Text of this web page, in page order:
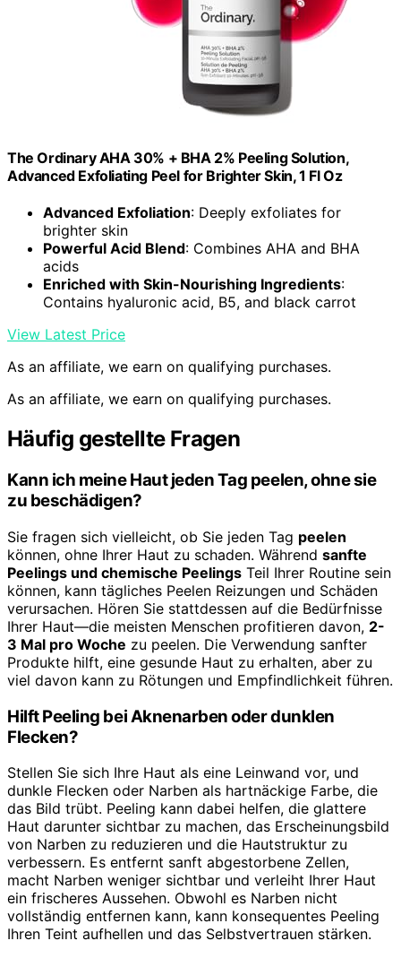
The Ordinary AHA 30% + BHA 2% Peeling Solution,
Advanced Exfoliating Peel for Brighter Skin, 1 Fl Oz
Advanced Exfoliation: Deeply exfoliates for
brighter skin
Powerful Acid Blend: Combines AHA and BHA
acids
Enriched with Skin-Nourishing Ingredients:
Contains hyaluronic acid, B5, and black carrot
View Latest Price
As an affiliate, we earn on qualifying purchases.
As an affiliate, we earn on qualifying purchases.
Häufig gestellte Fragen
Kann ich meine Haut jeden Tag peelen, ohne sie
zu beschädigen?
Sie fragen sich vielleicht, ob Sie jeden Tag peelen
können, ohne Ihrer Haut zu schaden. Während sanfte
Peelings und chemische Peelings Teil Ihrer Routine sein
können, kann tägliches Peelen Reizungen und Schäden
verursachen. Hören Sie stattdessen auf die Bedürfnisse
Ihrer Haut—die meisten Menschen profitieren davon, 2-
3 Mal pro Woche zu peelen. Die Verwendung sanfter
Produkte hilft, eine gesunde Haut zu erhalten, aber zu
viel davon kann zu Rötungen und Empfindlichkeit führen.
Hilft Peeling bei Aknenarben oder dunklen
Flecken?
Stellen Sie sich Ihre Haut als eine Leinwand vor, und
dunkle Flecken oder Narben als hartnäckige Farbe, die
das Bild trübt. Peeling kann dabei helfen, die glattere
Haut darunter sichtbar zu machen, das Erscheinungsbild
von Narben zu reduzieren und die Hautstruktur zu
verbessern. Es entfernt sanft abgestorbene Zellen,
macht Narben weniger sichtbar und verleiht Ihrer Haut
ein frischeres Aussehen. Obwohl es Narben nicht
vollständig entfernen kann, kann konsequentes Peeling
Ihren Teint aufhellen und das Selbstvertrauen stärken.